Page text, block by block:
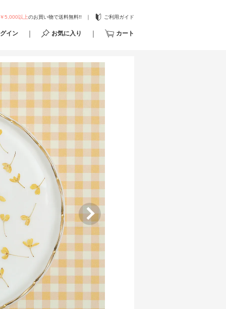
￥5,000以上のお買い物で送料無料!! ご利用ガイド
イン お気に入り カート